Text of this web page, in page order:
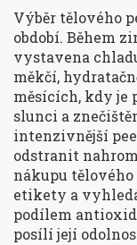
Výběr tělového
období. Během
vystavena
měkčí,
měsících, kdy je
slunci a
intenzivnější
odstranit
nákupu
etikety a
podílem
posílí její